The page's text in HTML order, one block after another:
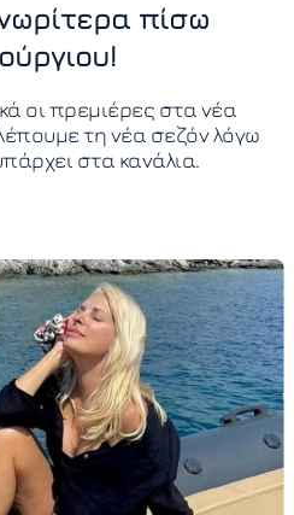
πίσω
οι πρεμιέρες στα νέα
τη νέα σεζόν λόγω
στα κανάλια.